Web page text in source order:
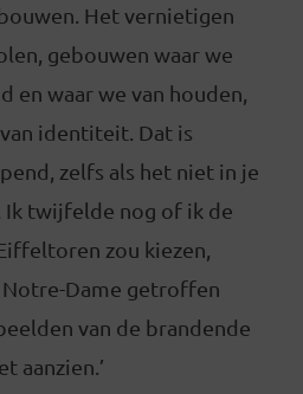
Het vernietigen
gebouwen waar we
en waar we van houden,
identiteit. Dat is
zelfs als het niet in je
Ik twijfelde nog of ik de
zou kiezen,
Dame getroffen
van de brandende
aanzien.’